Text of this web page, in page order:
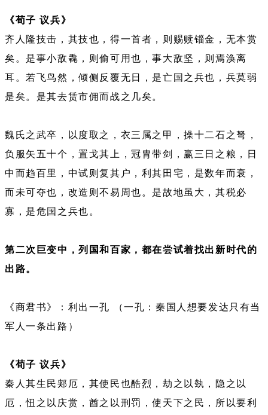
《荀子 议兵》
齐人隆技击，其技也，得一首者，则赐赎锱金，无本赏
矣。是事小敌毳，则偷可用也，事大敌坚，则焉涣离
耳。若飞鸟然，倾侧反覆无日，是亡国之兵也，兵莫弱
是矣。是其去赁市佣而战之几矣。
魏氏之武卒，以度取之，衣三属之甲，操十二石之弩，
负服矢五十个，置戈其上，冠胄带剑，赢三日之粮，日
中而趋百里，中试则复其户，利其田宅，是数年而衰，
而未可夺也，改造则不易周也。是故地虽大，其税必
寡，是危国之兵也。
第二次巨变中，列国和百家，都在尝试着找出新时代的
出路。
《商君书》：利出一孔 （一孔：秦国人想要发达只有当
军人一条出路）
《荀子 议兵》
秦人其生民郏厄，其使民也酷烈，劫之以埶，隐之以
厄，忸之以庆赏，酋之以刑罚，使天下之民，所以要利